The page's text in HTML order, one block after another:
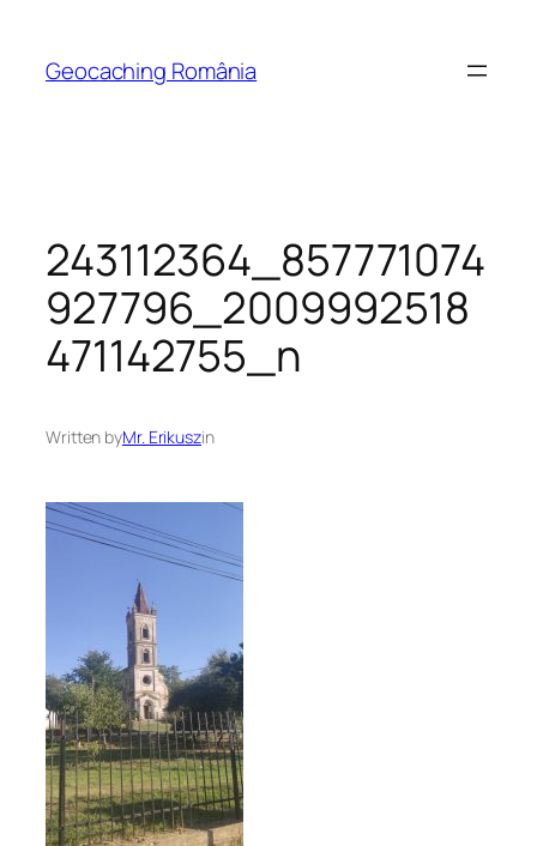
content
Geocaching România
243112364_857771074
927796_2009992518
471142755_n
Written byMr. Erikuszin